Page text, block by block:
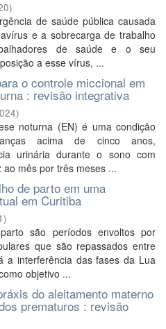
)
de saúde pública causada
e a sobrecarga de trabalho
de saúde e o seu
a esse vírus, ...
o controle miccional em
: revisão integrativa
)
noturna (EN) é uma condição
acima de cinco anos,
urinária durante o sono com
mês por três meses ...
de parto em uma
em Curitiba
)
são períodos envoltos por
que são repassados entre
a interferência das fases da Lua
objetivo ...
do aleitamento materno
prematuros : revisão